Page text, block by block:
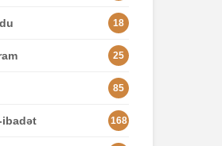
18
25
85
ibadət 168